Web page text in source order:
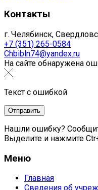
Контакты
г. Челябинск,
+7 (351) 265-0584
Chbibln74@yandex.ru
На сайте обнаружена
Текст с ошибкой
Нашли ошибку?
Выделите и нажмите
Меню
Главная
Сведения об